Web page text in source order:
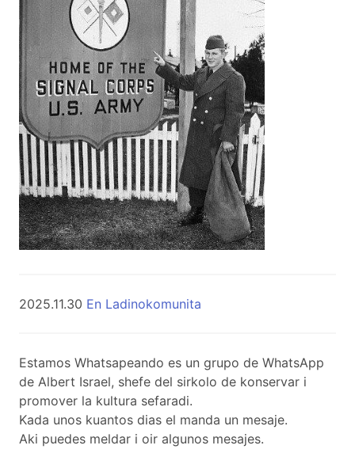
2025.11.30 En Ladinokomunita
Estamos Whatsapeando es un grupo de WhatsApp
de Albert Israel, shefe del sirkolo de konservar i
promover la kultura sefaradi.
Kada unos kuantos dias el manda un mesaje.
Aki puedes meldar i oir algunos mesajes.